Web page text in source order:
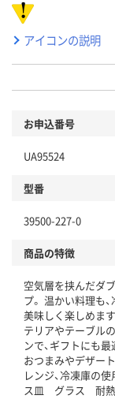
アイコンの説明
お申込番号
UA95524
型番
39500-227-0
商品の特徴
空気層を挟んだダ
プ。 温かい料理も
美味しく楽しめま
テリアやテーブル
ンで、ギフトにも
おつまみやデザー
レンジ、冷凍庫
ス皿 グラス 耐